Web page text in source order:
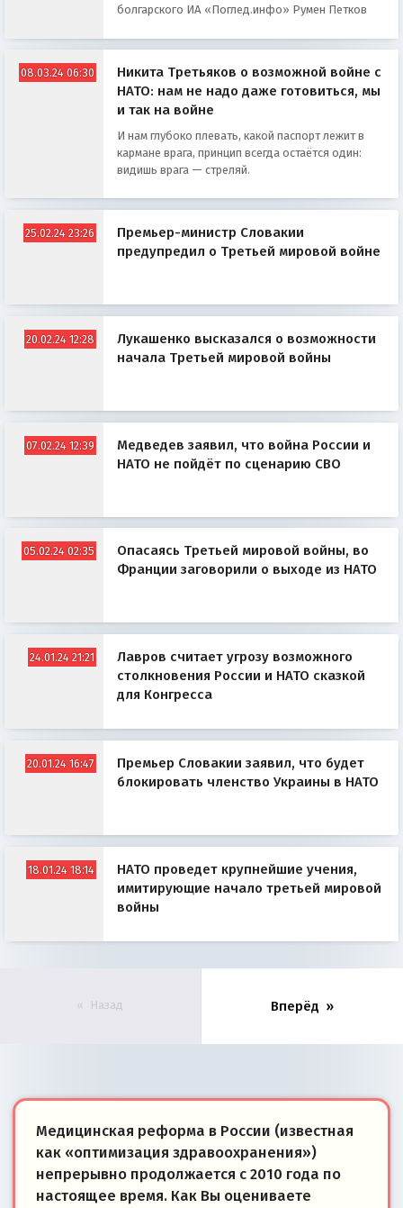
болгарского ИА «Поглед.инфо» Румен Петков
08.03.24 06:30
Никита Третьяков о возможной войне с
НАТО: нам не надо даже готовиться, мы
и так на войне
И нам глубоко плевать, какой паспорт лежит в
кармане врага, принцип всегда остаётся один:
видишь врага — стреляй.
25.02.24 23:26
Премьер-министр Словакии
предупредил о Третьей мировой войне
20.02.24 12:28
Лукашенко высказался о возможности
начала Третьей мировой войны
07.02.24 12:39
Медведев заявил, что война России и
НАТО не пойдёт по сценарию СВО
05.02.24 02:35
Опасаясь Третьей мировой войны, во
Франции заговорили о выходе из НАТО
24.01.24 21:21
Лавров считает угрозу возможного
столкновения России и НАТО сказкой
для Конгресса
20.01.24 16:47
Премьер Словакии заявил, что будет
блокировать членство Украины в НАТО
18.01.24 18:14
НАТО проведет крупнейшие учения,
имитирующие начало третьей мировой
войны
Назад Вперёд
Медицинская реформа в России (известная
как «оптимизация здравоохранения»)
непрерывно продолжается с 2010 года по
настоящее время. Как Вы оцениваете